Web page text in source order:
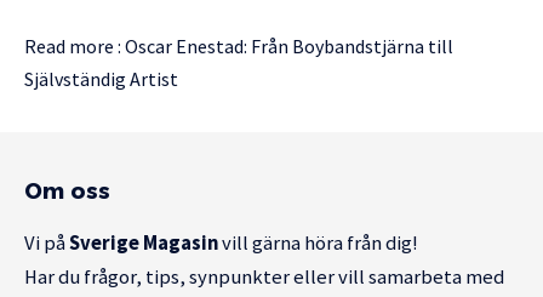
Read more : Oscar Enestad: Från Boybandstjärna till
Självständig Artist
Om oss
Vi påSverige Magasinvill gärna höra från dig!
Har du frågor, tips, synpunkter eller vill samarbeta med